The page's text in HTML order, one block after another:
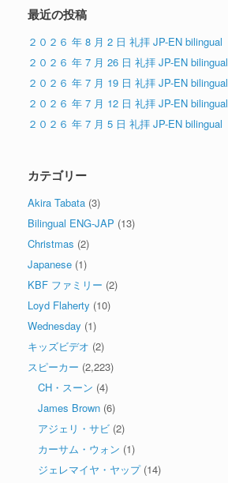
最近の投稿
２０２６ 年 8 月 2 日 礼拝 JP-EN bilingual
２０２６ 年 7 月 26 日 礼拝 JP-EN bilingual
２０２６ 年 7 月 19 日 礼拝 JP-EN bilingual
２０２６ 年 7 月 12 日 礼拝 JP-EN bilingual
２０２６ 年 7 月 5 日 礼拝 JP-EN bilingual
カテゴリー
Akira Tabata (3)
Bilingual ENG-JAP (13)
Christmas (2)
Japanese (1)
KBF ファミリー (2)
Loyd Flaherty (10)
Wednesday (1)
キッズビデオ (2)
スピーカー (2,223)
CH・スーン (4)
James Brown (6)
アジェリ・サビ (2)
カーサム・ウォン (1)
ジェレマイヤ・ヤップ(14)